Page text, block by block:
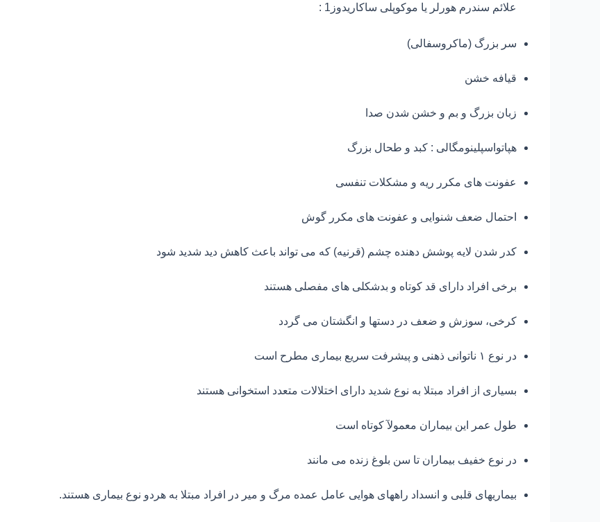
علائم سندرم هورلر یا موکوپلی ساکاریدوز1 :
سر بزرگ (ماکروسفالی)
قیافه خشن
زبان بزرگ و بم و خشن شدن صدا
هپاتواسپلینومگالی : کبد و طحال بزرگ
عفونت های مکرر ریه و مشکلات تنفسی
احتمال ضعف شنوایی و عفونت های مکرر گوش
کدر شدن لایه پوشش دهنده چشم (قرنیه) که می تواند باعث کاهش دید شدید شود
برخی افراد دارای قد کوتاه و بدشکلی های مفصلی هستند
کرخی، سوزش و ضعف در دستها و انگشتان می گردد
در نوع ۱ ناتوانی ذهنی و پیشرفت سریع بیماری مطرح است
بسیاری از افراد مبتلا به نوع شدید دارای اختلالات متعدد استخوانی هستند
طول عمر این بیماران معمولآ کوتاه است
در نوع خفیف بیماران تا سن بلوغ زنده می مانند
بیماریهای قلبی و انسداد راههای هوایی عامل عمده مرگ و میر در افراد مبتلا به هردو نوع بیماری هستند.